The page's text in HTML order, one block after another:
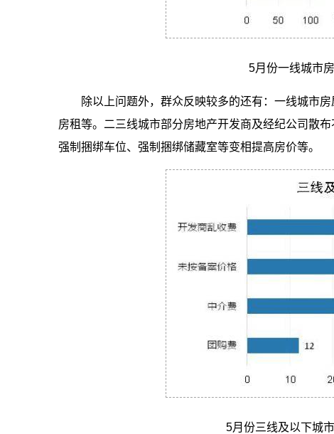
5月份一线城市
除以上问题外，群众反映较多的还有：一线城市
房租等。二三线城市部分房地产开发商及经纪公司散
强制捆绑车位、强制捆绑储藏室等变相提高房价等。
5月份三线及以下城